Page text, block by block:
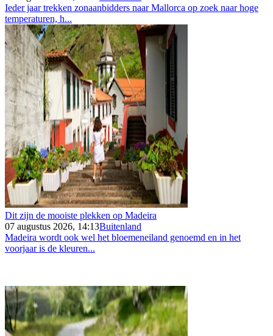
Ieder jaar trekken zonaanbidders naar Mallorca op zoek naar hoge
temperaturen, h...
Dit zijn de mooiste plekken op Madeira
07 augustus 2026, 14:13Buitenland
Madeira wordt ook wel het bloemeneiland genoemd en in het
voorjaar is de kleuren...